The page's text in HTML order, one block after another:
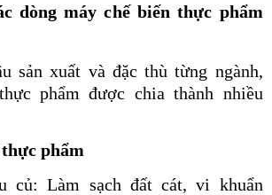
dòng máy chế biến thực phẩm
sản xuất và đặc thù từng ngành,
phẩm được chia thành nhiều
phẩm
củ: Làm sạch đất cát, vi khuẩn